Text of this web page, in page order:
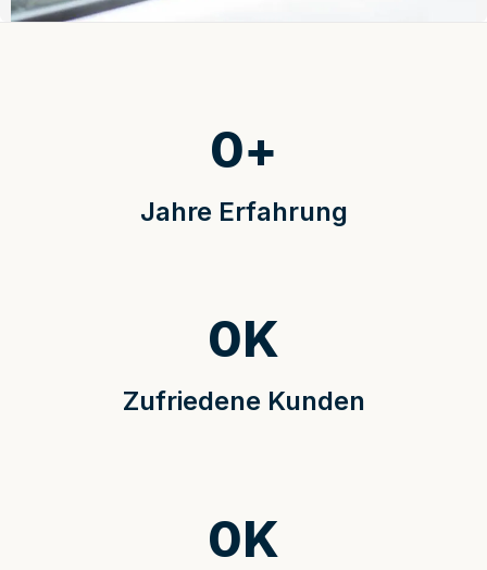
Jahre Erfahrung
0+
Zufriedene Kunden
0K
0K